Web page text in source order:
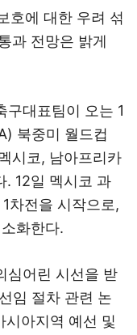
호에 대한 우려 섞
과 전망은 밝게
구대표팀이 오는 1
북중미 월드컵
시코, 남아프리카
. 12일 멕시코 과
차전을 시작으로,
화한다.
심어린 시선을 받
임 절차 관련 논
시아지역 예선 및